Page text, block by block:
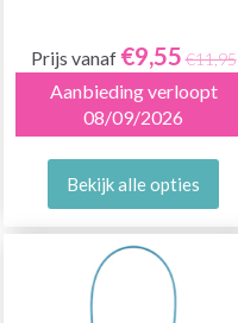
Prijs vanaf €9,55 €11,95
Aanbieding verloopt
08/09/2026
Bekijk alle opties